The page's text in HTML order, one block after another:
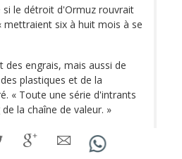
le détroit d'Ormuz rouvrait
mettraient six à huit mois à se
des engrais, mais aussi de
plastiques et de la
« Toute une série d'intrants
la chaîne de valeur. »